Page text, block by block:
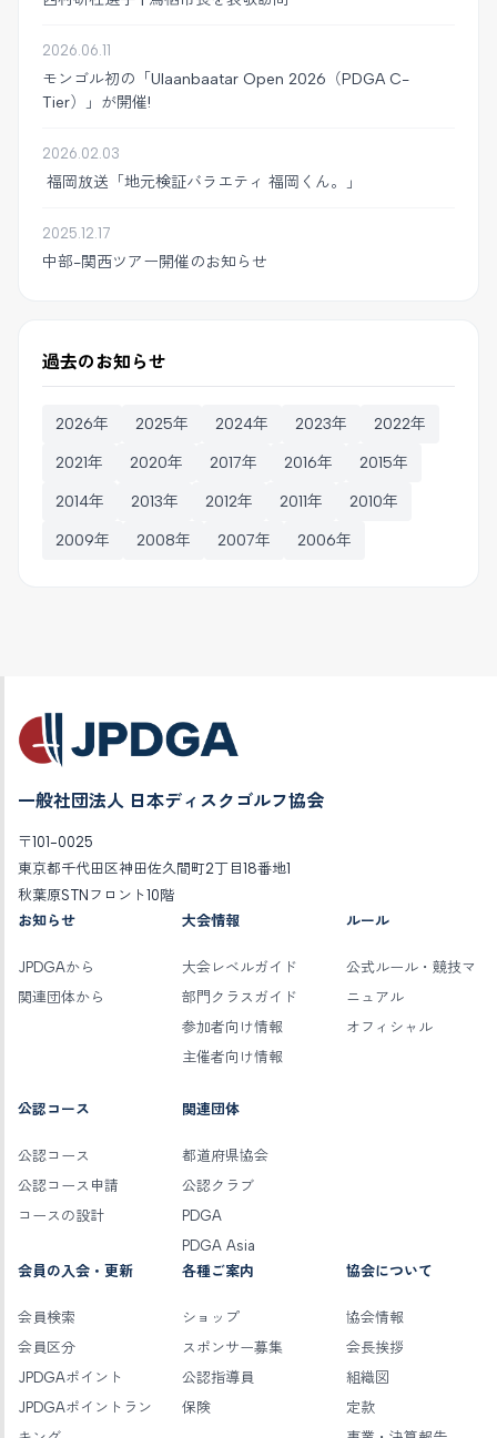
2026.06.11
モンゴル初の「Ulaanbaatar Open 2026（PDGA C-
Tier）」が開催!
2026.02.03
福岡放送「地元検証バラエティ 福岡くん。」
2025.12.17
中部-関西ツアー開催のお知らせ
過去のお知らせ
2026年 2025年 2024年 2023年 2022年
2021年 2020年 2017年 2016年 2015年
2014年 2013年 2012年 2011年 2010年
2009年 2008年 2007年 2006年
一般社団法人 日本ディスクゴルフ協会
〒101-0025
東京都千代田区神田佐久間町2丁目18番地1
秋葉原STNフロント10階
お知らせ
JPDGAから
関連団体から
大会情報
大会レベルガイド
部門クラスガイド
参加者向け情報
主催者向け情報
ルール
公式ルール・競技マ
ニュアル
オフィシャル
公認コース
公認コース
公認コース申請
コースの設計
関連団体
都道府県協会
公認クラブ
PDGA
PDGA Asia
会員の入会・更新
会員検索
会員区分
JPDGAポイント
JPDGAポイントラン
各種ご案内
ショップ
スポンサー募集
公認指導員
保険
協会について
協会情報
会長挨拶
組織図
定款